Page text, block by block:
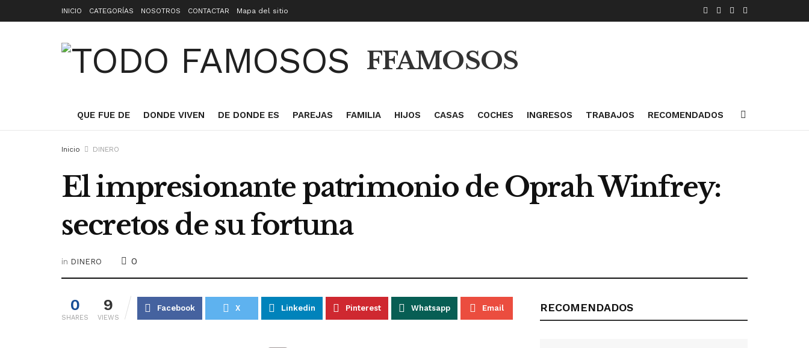
INICIO CATEGORÍAS NOSOTROS CONTACTAR Mapa del sitio
FFAMOSOS
QUE FUE DE DONDE VIVEN DE DONDE ES PAREJAS FAMILIA HIJOS CASAS COCHES INGRESOS TRABAJOS RECOMENDADOS
Inicio DINERO
El impresionante patrimonio de Oprah Winfrey:
secretos de su fortuna
in DINERO 0
0
SHARES
9
VIEWS
Facebook X Linkedin Pinterest Whatsapp Email RECOMENDADOS